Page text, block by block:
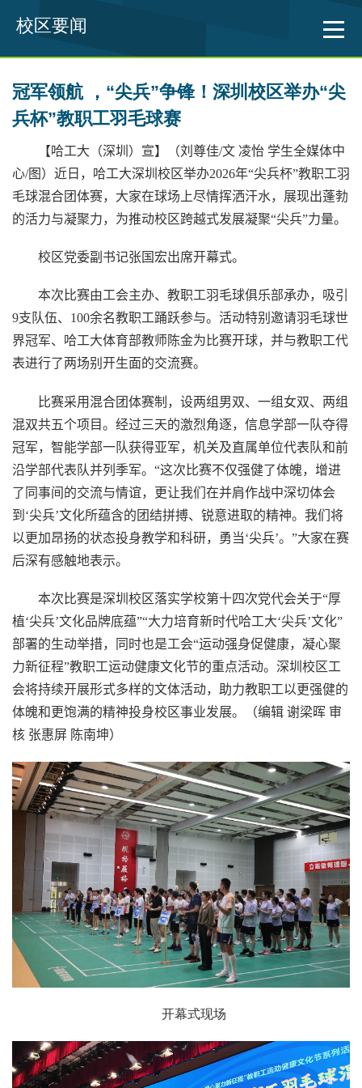
校区要闻
冠军领航 ，“尖兵”争锋！深圳校区举办“尖
兵杯”教职工羽毛球赛
【哈工大（深圳）宣】（刘尊佳/文 凌怡 学生全媒体中
心/图）近日，哈工大深圳校区举办2026年“尖兵杯”教职工羽
毛球混合团体赛，大家在球场上尽情挥洒汗水，展现出蓬勃
的活力与凝聚力，为推动校区跨越式发展凝聚“尖兵”力量。
校区党委副书记张国宏出席开幕式。
本次比赛由工会主办、教职工羽毛球俱乐部承办，吸引
9支队伍、 100余名教职工踊跃参与。活动特别邀请羽毛球世
界冠军、哈工大体育部教师陈金为比赛开球，并与教职工代
表进行了两场别开生面的交流赛。
比赛采用混合团体赛制，设两组男双、一组女双、两组
混双共五个项目。经过三天的激烈角逐，信息学部一队夺得
冠军，智能学部一队获得亚军，机关及直属单位代表队和前
沿学部代表队并列季军。“这次比赛不仅强健了体魄，增进
了同事间的交流与情谊，更让我们在并肩作战中深切体会
到‘尖兵’文化所蕴含的团结拼搏、锐意进取的精神。我们将
以更加昂扬的状态投身教学和科研，勇当‘尖兵’。”大家在赛
后深有感触地表示。
本次比赛是深圳校区落实学校第十四次党代会关于“厚
植‘尖兵’文化品牌底蕴”“大力培育新时代哈工大‘尖兵’文化”
部署的生动举措，同时也是工会“运动强身促健康，凝心聚
力新征程”教职工运动健康文化节的重点活动。深圳校区工
会将持续开展形式多样的文体活动，助力教职工以更强健的
体魄和更饱满的精神投身校区事业发展。（编辑 谢梁晖 审
核 张惠屏 陈南坤）
开幕式现场